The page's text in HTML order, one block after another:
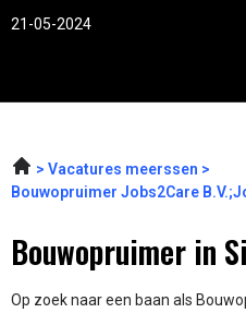
21-05-2024
Vacatures meerssen
Bouwopruimer Jobs2Care
Bouwopruimer in
Op zoek naar een baan als